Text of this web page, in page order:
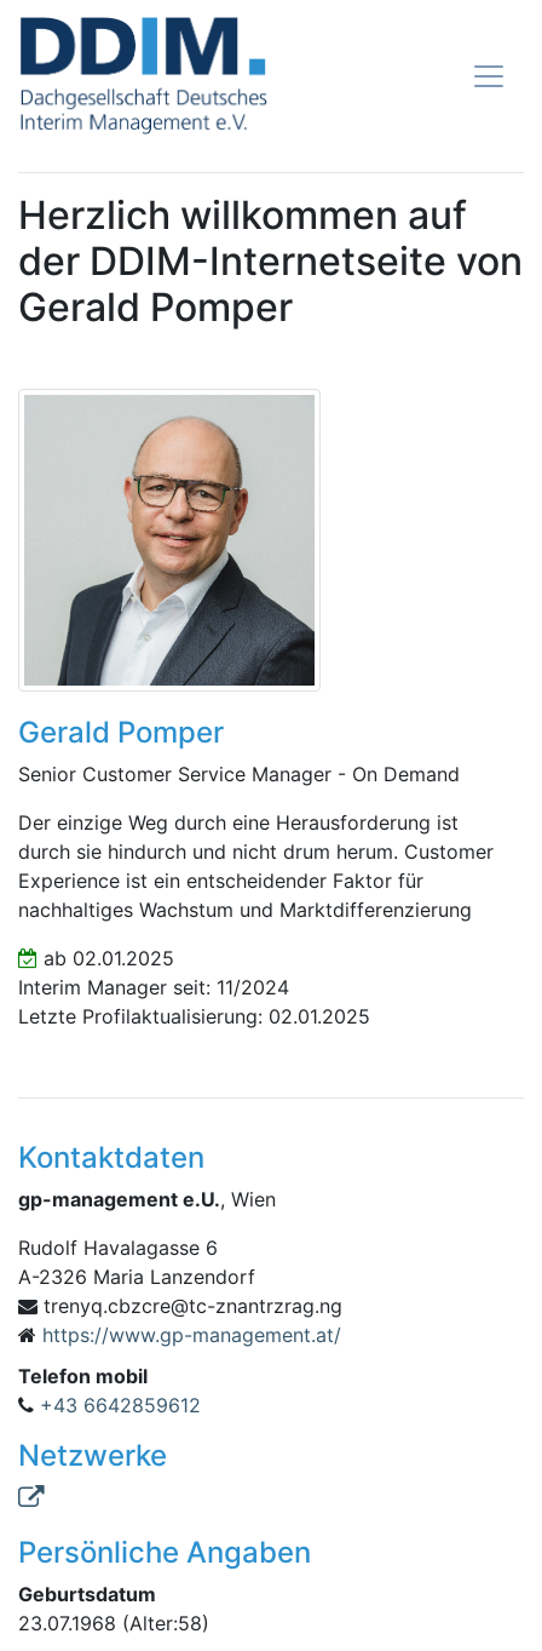
Herzlich willkommen auf
der DDIM-Internetseite von
Gerald Pomper
Gerald Pomper
Senior Customer Service Manager - On Demand
Der einzige Weg durch eine Herausforderung ist
durch sie hindurch und nicht drum herum. Customer
Experience ist ein entscheidender Faktor für
nachhaltiges Wachstum und Marktdifferenzierung
ab 02.01.2025
Interim Manager seit: 11/2024
Letzte Profilaktualisierung: 02.01.2025
Kontaktdaten
gp-management e.U., Wien
Rudolf Havalagasse 6
A-2326 Maria Lanzendorf
gn.garzrtnanz-ct@er
czbc.qynert
https://www.gp-management.at/
Telefon mobil
+43 6642859612
Netzwerke
Persönliche Angaben
Geburtsdatum
23.07.1968 (Alter:58)